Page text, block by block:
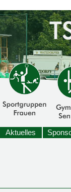
Aktuelles